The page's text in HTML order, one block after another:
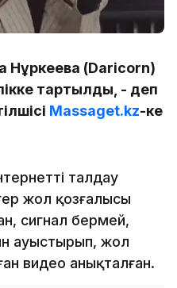
Нұркеева (Daricorn)
тартылды, - деп
Massaget.kz-ке
талдау
жол қозғалысы
сигнал бермей,
ауыстырып, жол
видео анықталған.